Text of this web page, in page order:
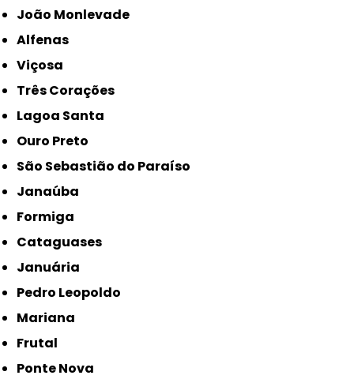
João Monlevade
Alfenas
Viçosa
Três Corações
Lagoa Santa
Ouro Preto
São Sebastião do Paraíso
Janaúba
Formiga
Cataguases
Januária
Pedro Leopoldo
Mariana
Frutal
Ponte Nova